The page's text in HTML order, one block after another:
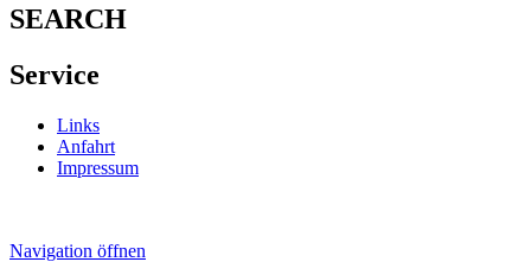
SEARCH
Service
Links
Anfahrt
Impressum
Navigation öffnen